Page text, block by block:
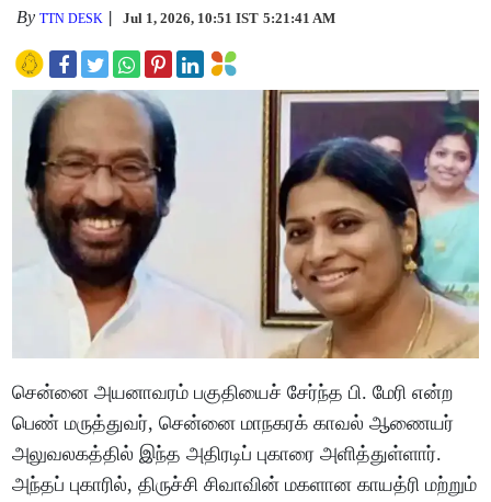
ByTTN DESK Jul 1, 2026, 10:51 IST 5:21:41 AM
சென்னை அயனாவரம் பகுதியைச் சேர்ந்த பி. மேரி என்ற
பெண் மருத்துவர், சென்னை மாநகரக் காவல் ஆணையர்
அலுவலகத்தில் இந்த அதிரடிப் புகாரை அளித்துள்ளார்.
அந்தப் புகாரில், திருச்சி சிவாவின் மகளான காயத்ரி மற்றும்